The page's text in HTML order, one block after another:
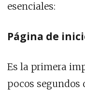
esenciales:
Página de
Es la primera
pocos segundos